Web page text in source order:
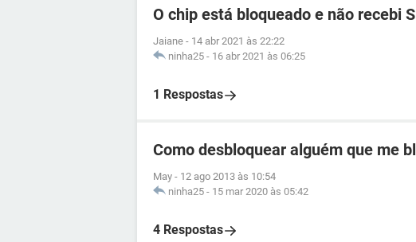
O chip está bloqueado e não recebi
Jaiane - 14 abr 2021 às 22:22
ninha25 - 16 abr 2021 às 06:25
1 Respostas
Como desbloquear alguém que me
May - 12 ago 2013 às 10:54
ninha25 - 15 mar 2020 às 05:42
4 Respostas